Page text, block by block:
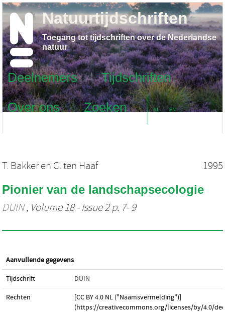
Deelnemers
Tijdschriften
Over ons
Zoeken NL EN
Natuurtijdschriften
Toegang tot tijdschriften over de Nederlandse
natuur
T. Bakkeren C. ten Haaf 1995
Pionier van de landschapsecologie
DUIN, Volume 18 - Issue 2 p. 7- 9
Aanvullende gegevens
Tijdschrift DUIN
Rechten
[CC BY 4.0 NL ("Naamsvermelding")]
(https://creativecommons.org/licenses/by/4.0/